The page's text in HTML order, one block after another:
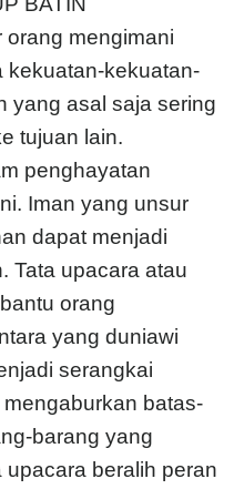
mengimani
kekuatan-kekuatan-
yang asal saja sering
tujuan lain.
penghayatan
Iman yang unsur
dapat menjadi
Tata upacara atau
orang
yang duniawi
serangkai
batas-
barang yang
beralih peran